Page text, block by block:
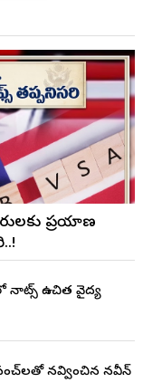
ప్రయాణ
నాట్స్ ఉచిత వైద్య
నవ్వించిన నవీన్